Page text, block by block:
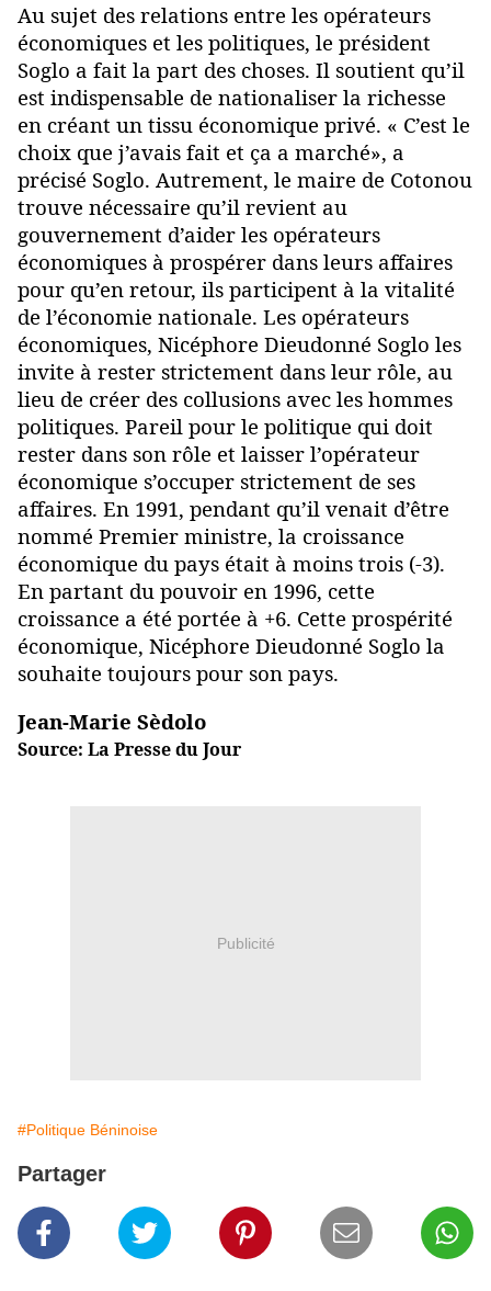
Au sujet des relations entre les opérateurs
économiques et les politiques, le président
Soglo a fait la part des choses. Il soutient qu’il
est indispensable de nationaliser la richesse
en créant un tissu économique privé. « C’est le
choix que j’avais fait et ça a marché», a
précisé Soglo. Autrement, le maire de Cotonou
trouve nécessaire qu’il revient au
gouvernement d’aider les opérateurs
économiques à prospérer dans leurs affaires
pour qu’en retour, ils participent à la vitalité
de l’économie nationale. Les opérateurs
économiques, Nicéphore Dieudonné Soglo les
invite à rester strictement dans leur rôle, au
lieu de créer des collusions avec les hommes
politiques. Pareil pour le politique qui doit
rester dans son rôle et laisser l’opérateur
économique s’occuper strictement de ses
affaires. En 1991, pendant qu’il venait d’être
nommé Premier ministre, la croissance
économique du pays était à moins trois (-3).
En partant du pouvoir en 1996, cette
croissance a été portée à +6. Cette prospérité
économique, Nicéphore Dieudonné Soglo la
souhaite toujours pour son pays.
Jean-Marie Sèdolo
Source: La Presse du Jour
Publicité
#Politique Béninoise
Partager